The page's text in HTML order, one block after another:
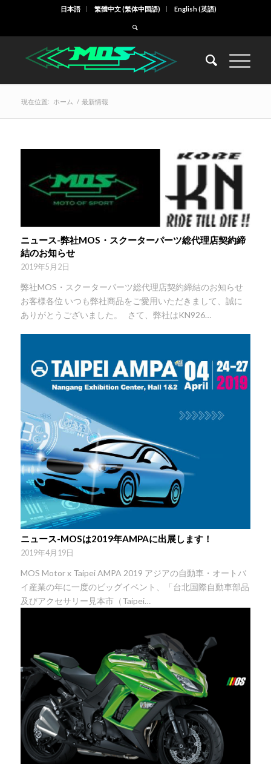
日本語 繁體中文(繁体中国語) English(英語)
現在位置: ホーム / 最新情報
ニュース-弊社MOS・スクーターパーツ総代理店契約締
結のお知らせ
2019年5月2日
弊社MOS・スクーターパーツ総代理店契約締結のお知らせ
お客様各位 いつも弊社商品をご愛用いただきまして、誠に
ありがとうございました。 さて、弊社はKN926…
ニュース-MOSは2019年AMPAに出展します！
2019年4月19日
MOS Motor x Taipei AMPA 2019 アジアの自動車・オートバ
イ産業の年に一度のビッグイベント、「台北国際自動車部品
及びアクセサリー見本市（Taipei…